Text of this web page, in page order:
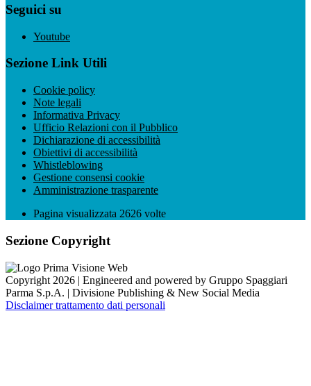
Seguici su
Youtube
Sezione Link Utili
Cookie policy
Note legali
Informativa Privacy
Ufficio Relazioni con il Pubblico
Dichiarazione di accessibilità
Obiettivi di accessibilità
Whistleblowing
Gestione consensi cookie
Amministrazione trasparente
Pagina visualizzata 2626 volte
Sezione Copyright
Copyright 2026 | Engineered and powered by Gruppo Spaggiari
Parma S.p.A. | Divisione Publishing & New Social Media
Disclaimer trattamento dati personali